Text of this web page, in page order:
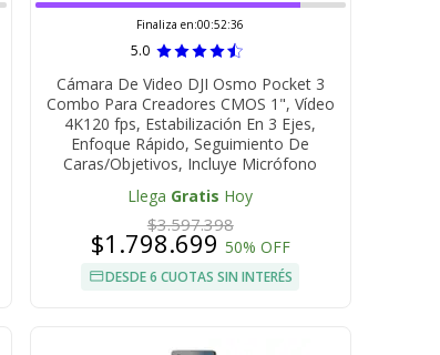
Finaliza en:00:52:35
5.0
Cámara De Video DJI Osmo Pocket 3
Combo Para Creadores CMOS 1", Vídeo
4K120 fps, Estabilización En 3 Ejes,
Enfoque Rápido, Seguimiento De
Caras/Objetivos, Incluye Micrófono
Llega Gratis Hoy
$3.597.398
$1.798.699 50% OFF
DESDE 6 CUOTAS SIN INTERÉS